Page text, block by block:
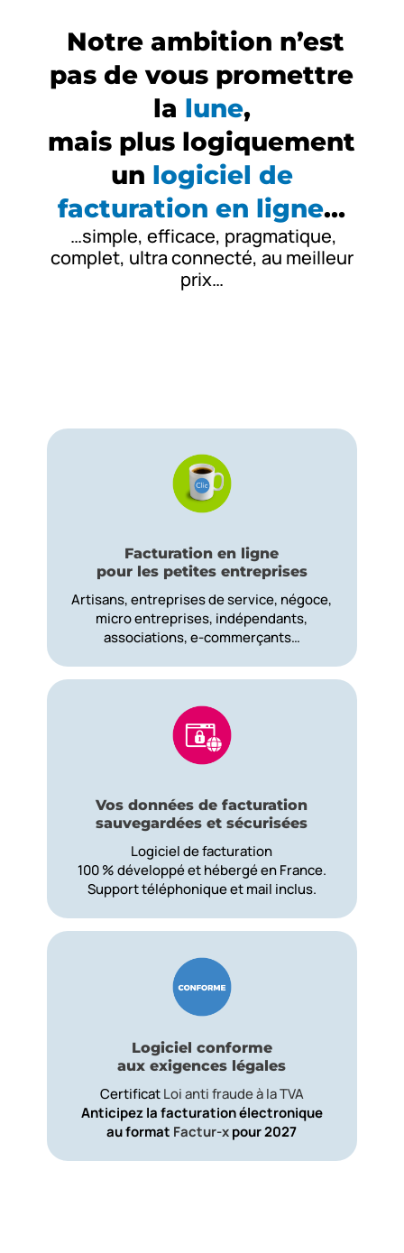
Notre ambition n’est
pas de vous promettre
la lune,
mais plus logiquement
un logiciel de
facturation en ligne…
…simple, efficace, pragmatique,
complet, ultra connecté, au meilleur
prix…
Facturation en ligne
pour les petites entreprises
Artisans, entreprises de service, négoce,
micro entreprises, indépendants,
associations, e-commerçants…
Vos données de facturation
sauvegardées et sécurisées
Logiciel de facturation
100 % développé et hébergé en France.
Support téléphonique et mail inclus.
Logiciel conforme
aux exigences légales
CertificatLoi anti fraude à la TVA
Anticipez la facturation électronique
au format Factur-xpour 2027